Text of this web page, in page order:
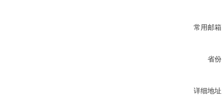
常用邮箱
省份
详细地址